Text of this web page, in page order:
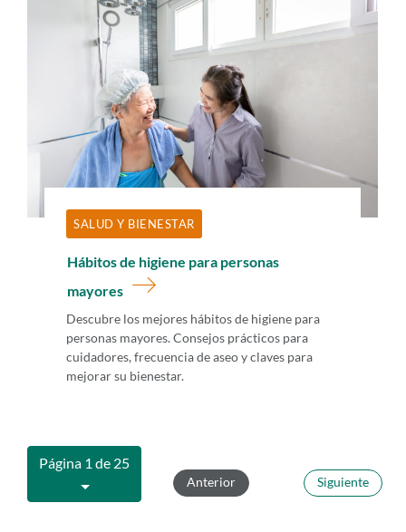
SALUD Y BIENESTAR
Hábitos de higiene para personas
mayores
Descubre los mejores hábitos de higiene para
personas mayores. Consejos prácticos para
cuidadores, frecuencia de aseo y claves para
mejorar su bienestar.
Página 1 de 25
Anterior Siguiente